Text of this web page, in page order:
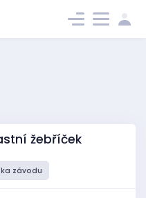
žebříček
závodu